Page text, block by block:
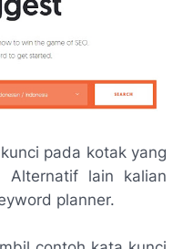
pada kotak yang
Alternatif lain kalian
planner.